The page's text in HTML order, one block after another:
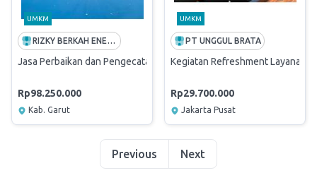
UMKM
RIZKY BERKAH ENERGY
Jasa Perbaikan dan Pengecatan Lapang Tenis PT PGE Tbk Area
Rp98.250.000
Kab. Garut
UMKM
PT UNGGUL BRATA
Kegiatan Refreshment Layanan
Rp29.700.000
Jakarta Pusat
Previous Next